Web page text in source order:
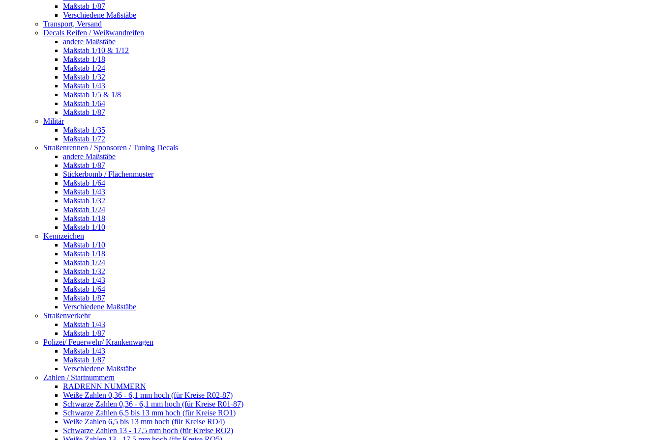
Maßstab 1/87
Verschiedene Maßstäbe
Transport, Versand
Decals Reifen / Weißwandreifen
andere Maßstäbe
Maßstab 1/10 & 1/12
Maßstab 1/18
Maßstab 1/24
Maßstab 1/32
Maßstab 1/43
Maßstab 1/5 & 1/8
Maßstab 1/64
Maßstab 1/87
Militär
Maßstab 1/35
Maßstab 1/72
Straßenrennen / Sponsoren / Tuning Decals
andere Maßstäbe
Maßstab 1/87
Stickerbomb / Flächenmuster
Maßstab 1/64
Maßstab 1/43
Maßstab 1/32
Maßstab 1/24
Maßstab 1/18
Maßstab 1/10
Kennzeichen
Maßstab 1/10
Maßstab 1/18
Maßstab 1/24
Maßstab 1/32
Maßstab 1/43
Maßstab 1/64
Maßstab 1/87
Verschiedene Maßstäbe
Straßenverkehr
Maßstab 1/43
Maßstab 1/87
Polizei/ Feuerwehr/ Krankenwagen
Maßstab 1/43
Maßstab 1/87
Verschiedene Maßstäbe
Zahlen / Startnummern
RADRENN NUMMERN
Weiße Zahlen 0,36 - 6,1 mm hoch (für Kreise R02-87)
Schwarze Zahlen 0,36 - 6,1 mm hoch (für Kreise R01-87)
Schwarze Zahlen 6,5 bis 13 mm hoch (für Kreise RO1)
Weiße Zahlen 6,5 bis 13 mm hoch (für Kreise RO4)
Schwarze Zahlen 13 - 17,5 mm hoch (für Kreise RO2)